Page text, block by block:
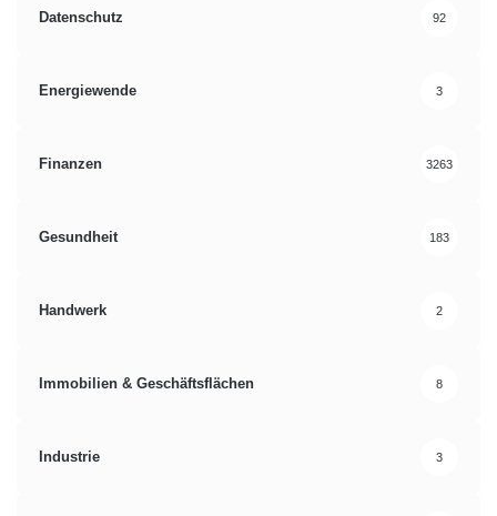
Datenschutz 92
Energiewende 3
Finanzen 3263
Gesundheit 183
Handwerk 2
Immobilien & Geschäftsflächen 8
Industrie 3